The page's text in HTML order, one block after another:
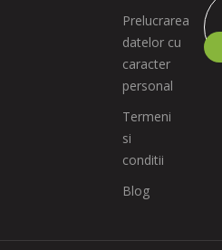
Prelucrarea
datelor cu
caracter
personal
Termeni
si
conditii
Blog